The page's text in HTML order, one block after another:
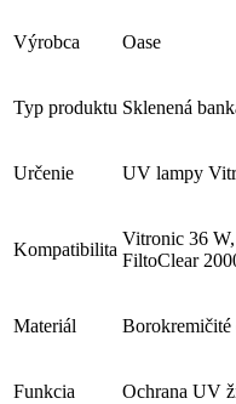
Výrobca Oase
Typ produktu Sklenená
Určenie UV lampy
Kompatibilita
Vitronic 36
FiltoClear
Materiál Borokremičité
Funkcia Ochrana UV